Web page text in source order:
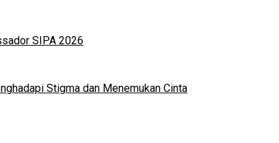
SIPA 2026
Stigma dan Menemukan Cinta